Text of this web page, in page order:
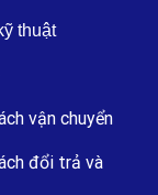
thuật
vận chuyển
đổi trả và